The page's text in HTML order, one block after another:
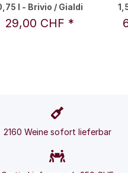
l - Brivio / Gialdi
29,00 CHF *
2160 Weine sofort lieferbar